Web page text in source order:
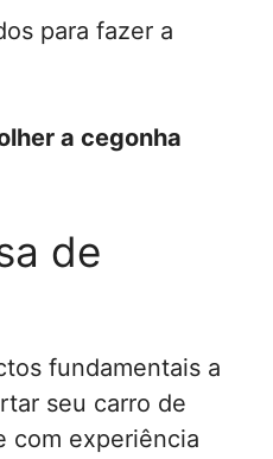
para fazer a
a cegonha
de
fundamentais a
seu carro de
com experiência